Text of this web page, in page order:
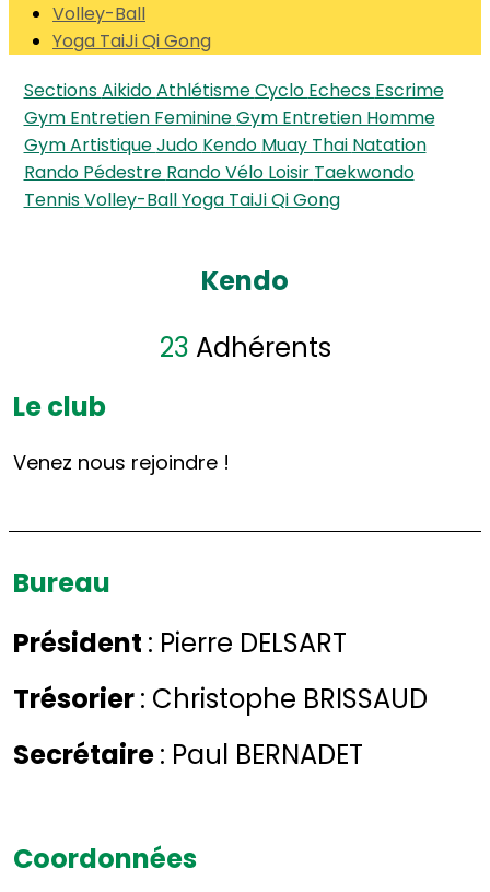
Volley-Ball
Yoga TaiJi Qi Gong
SectionsAikidoAthlétismeCyclo Echecs Escrime
Gym Entretien FeminineGym Entretien Homme
Gym ArtistiqueJudo Kendo Muay Thai Natation
Rando Pédestre Rando Vélo Loisir Taekwondo
TennisVolley-BallYoga TaiJi Qi Gong
Kendo
23 Adhérents
Le club
Venez nous rejoindre !
Bureau
Président : Pierre DELSART
Trésorier: Christophe BRISSAUD
Secrétaire: Paul BERNADET
Coordonnées